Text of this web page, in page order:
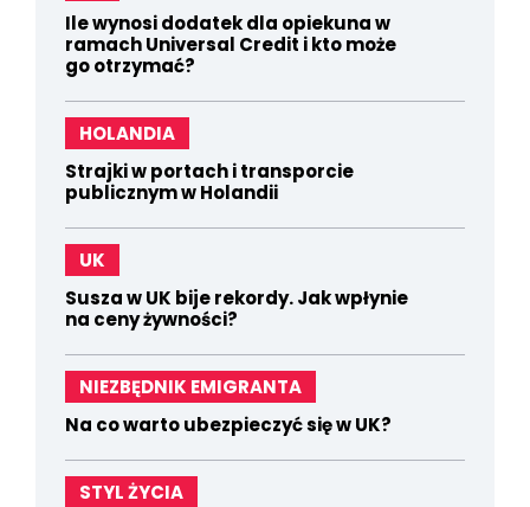
Ile wynosi dodatek dla opiekuna w
ramach Universal Credit i kto może
go otrzymać?
HOLANDIA
Strajki w portach i transporcie
publicznym w Holandii
UK
Susza w UK bije rekordy. Jak wpłynie
na ceny żywności?
NIEZBĘDNIK EMIGRANTA
Na co warto ubezpieczyć się w UK?
STYL ŻYCIA